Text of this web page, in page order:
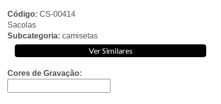
Código: CS-00414
Sacolas
Subcategoria: camisetas
Ver Similares
Cores de Gravação: